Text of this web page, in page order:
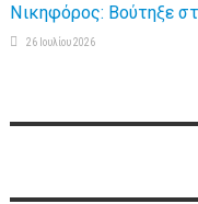
Νικηφόρος: Βούτηξε
26 Ιουλίου 2026